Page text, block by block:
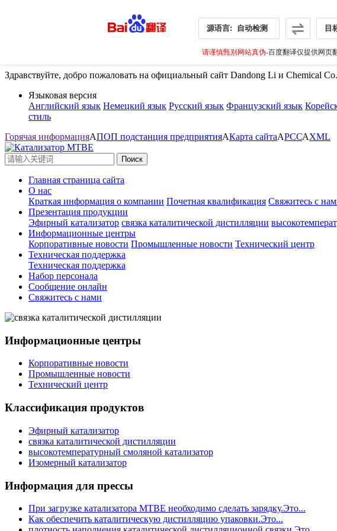
源语言: 自动检测 目
请谨慎甄别网站真伪-百度翻译仅提供网页